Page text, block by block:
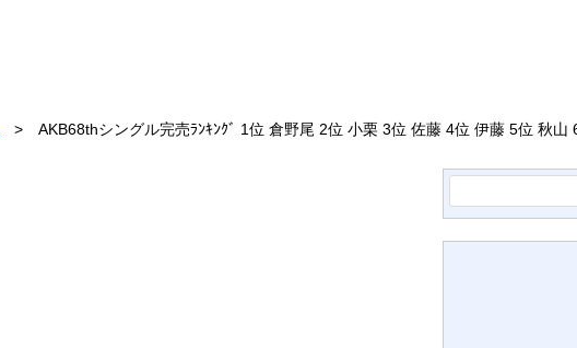
AKB68thシングル完売ﾗﾝｷﾝｸﾞ 1位 倉野尾 2位 小栗 3位 佐藤 4位 伊藤 5位 秋山
索: